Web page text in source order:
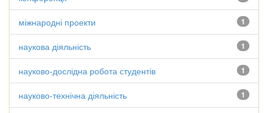
1
міжнародні проекти
1
наукова діяльність
1
науково-дослідна робота студентів
1
науково-технічна діяльність